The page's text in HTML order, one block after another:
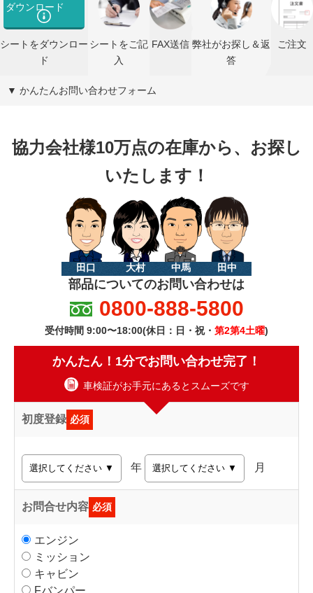
ダウンロード
シートをダウンロー
ド
シートをご記
入
FAX送信 弊社がお探し＆返
答
ご注文
▼ かんたんお問い合わせフォーム
協力会社様10万点の在庫から、お探し
いたします！
田口 大村 中馬 田中
部品についてのお問い合わせは
0800-888-5800
受付時間 9:00〜18:00(休日：日・祝・ 第2第4土曜)
かんたん！1分でお問い合わせ完了！
車検証がお手元にあるとスムーズです
初度登録 必須
年 月
お問合せ内容 必須
エンジン
ミッション
キャビン
Fバンパー